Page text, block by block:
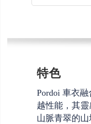
特色
Pordoi 車衣
越性能，其
山脈青翠的